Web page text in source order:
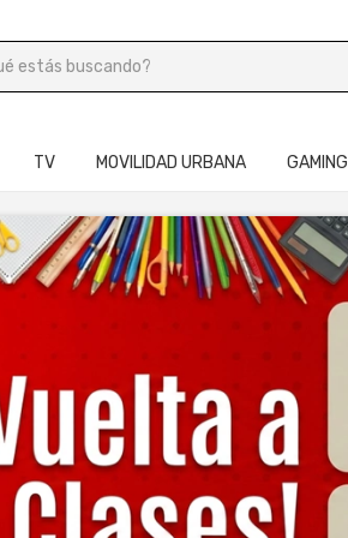
TV MOVILIDAD URBANA GAMING